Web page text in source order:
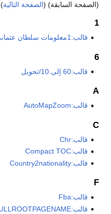
(الصفحة السابقة) (الصفحة التالية)
1
قالب:1معلومات سلطان عثماني
6
قالب:60.إلى.10/تحويل
A
قالب:AutoMapZoom
C
قالب:Chr
قالب:Compact TOC
قالب:Country2nationality
F
قالب:Fba
قالب:FULLROOTPAGENAME